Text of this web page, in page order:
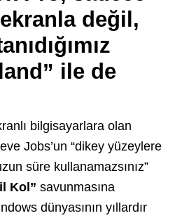
değil,
ile de
bilgisayarlara olan
Jobs’un “dikey yüzeylere
süre kullanamazsınız”
Kol” savunmasına
dünyasının yıllardır